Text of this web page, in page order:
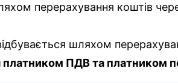
перерахування коштів
шляхом
ПДВ та платником